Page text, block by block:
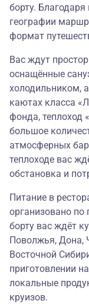
борту.
географии
формат
Вас ждут
оснащённые
холодильником,
каютах класса
фонда, теплоход
большое
атмосферных
теплоходе вас
обстановка и
Питание в
организовано по
борту вас ждёт
Поволжья, Дона,
Восточной
приготовлении
локальные
круизов.